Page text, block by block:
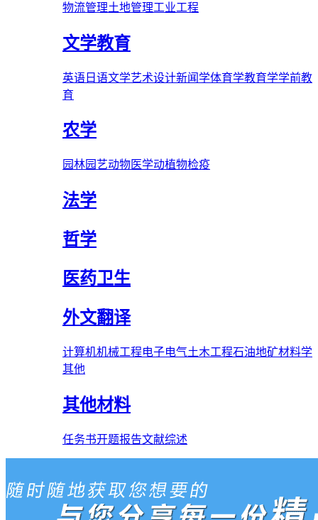
物流管理土地管理工业工程
文学教育
英语 日语文学艺术设计新闻学体育学教育学学前教
育
农学
园林园艺动物医学动植物检疫
法学
哲学
医药卫生
外文翻译
计算机机械工程电子电气土木工程石油地矿材料学
其他
其他材料
任务书开题报告文献综述